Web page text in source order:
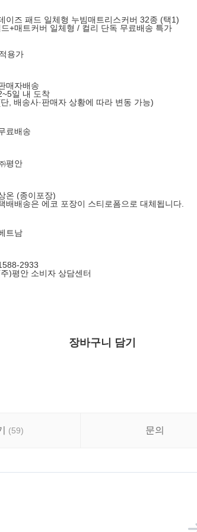
이즈 패드 일체형 누빔매트리스커버 32종 (택1)
+매트커버 일체형 / 컬리 단독 무료배송 특가
용가
매자배송
일 내 도착
, 배송사·판매자 상황에 따라 변동 가능)
료배송
평안
온 (종이포장)
배배송은 에코 포장이 스티로폼으로 대체됩니다.
트남
2933
)평안 소비자 상담센터
장바구니 담기
(59) 문의